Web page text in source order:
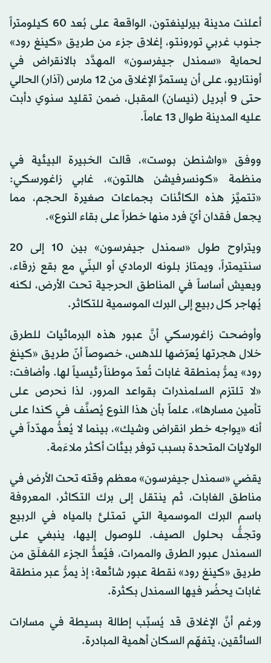
أعلنت مدينة بيرلينغتون، الواقعة على بُعد 60 كيلومتراً
جنوب غربي تورونتو، إغلاق جزء من طريق «كينغ رود»
لحماية «سمندل جيفرسون» المهدَّد بالانقراض في
أونتاريو، على أن يستمرَّ الإغلاق من 12 مارس (آذار) الحالي
حتى 9 أبريل (نيسان) المقبل، ضمن تقليد سنوي دأبت
عليه المدينة طوال 13 عاماً.
ووفق «واشنطن بوست»، قالت الخبيرة البيئية في
منظمة «كونسرفيشن هالتون»، غابي زاغورسكي:
«تتميَّز هذه الكائنات بجماعات صغيرة الحجم، مما
يجعل فقدان أيّ فرد منها خطراً على بقاء النوع».
ويتراوح طول «سمندل جيفرسون» بين 10 إلى 20
سنتيمتراً، ويمتاز بلونه الرمادي أو البنّي مع بقع زرقاء،
ويعيش أساساً في المناطق الحرجية تحت الأرض، لكنه
يُهاجر كل ربيع إلى البرك الموسمية للتكاثر.
وأوضحت زاغورسكي أنَّ عبور هذه البرمائيات للطرق
خلال هجرتها يُعرّضها للدهس، خصوصاً أنّ طريق «كينغ
رود» يمرُّ بمنطقة غابات تُعدّ موطناً رئيسياً لها. وأضافت:
«لا تلتزم السلمندرات بقواعد المرور، لذا نحرص على
تأمين مسارها»، علماً بأن هذا النوع يُصنَّف في كندا على
أنه «يواجه خطر انقراض وشيك»، بينما لا يُعدُّ مهدّداً في
الولايات المتحدة بسبب توفر بيئات أكثر ملاءَمة.
يقضي «سمندل جيفرسون» معظم وقته تحت الأرض في
مناطق الغابات، ثم ينتقل إلى برك التكاثر، المعروفة
باسم البرك الموسمية التي تمتلئ بالمياه في الربيع
وتجفُّ بحلول الصيف. للوصول إليها، ينبغي على
السمندل عبور الطرق والممرات، فيُعدُّ الجزء المُغلَق من
طريق «كينغ رود» نقطة عبور شائعة؛ إذ يمرُّ عبر منطقة
غابات يحضُر فيها السمندل بكثرة.
ورغم أنَّ الإغلاق قد يُسبِّب إطالة بسيطة في مسارات
السائقين، يتفهّم السكان أهمية المبادرة.